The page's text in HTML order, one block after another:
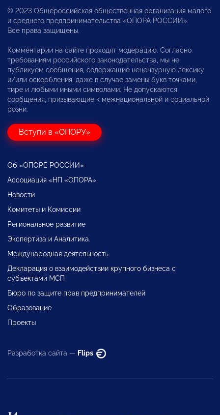
© 2023 Общероссийская общественная организация малого
и среднего предпринимательства «ОПОРА РОССИИ».
Все права защищены.
Комментарии на сайте проходят модерацию. Согласно
требованиям российского законодательства, мы не
публикуем сообщения, содержащие нецензурную лексику
и/или оскорбления, даже в случае замены букв точками,
тире и любыми иными символами. Не допускаются
сообщения, призывающие к межнациональной и социальной
розни.
Вступи в «ОПОРУ»
Об «ОПОРЕ РОССИИ»
Ассоциация «НП «ОПОРА»
Новости
Комитеты и Комиссии
Региональное развитие
Экспертиза и Аналитика
Международная деятельность
Декларация о взаимодействии крупного бизнеса с
субъектами МСП
Бюро по защите прав предпринимателей
Образование
Проекты
Разработка сайта — Flips